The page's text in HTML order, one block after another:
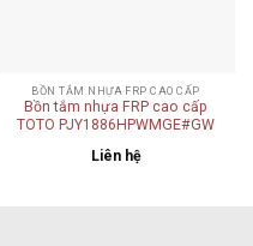
BỒN TẮM NHỰA FRP CAO CẤP
Bồn tắm nhựa FRP cao cấp
TOTO PJY1886HPWMGE#GW
Liên hệ